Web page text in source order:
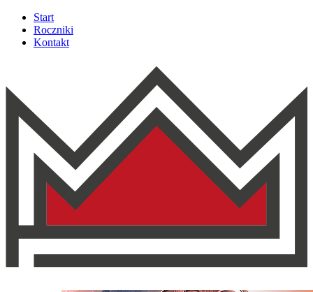
Start
Roczniki
Kontakt